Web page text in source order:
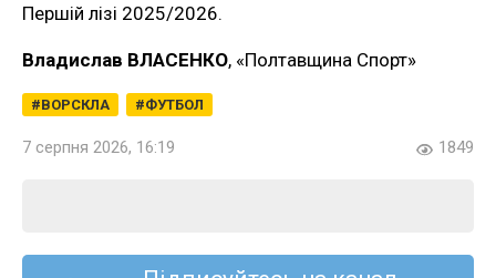
Першій лізі 2025/2026.
Владислав ВЛАСЕНКО, «Полтавщина Спорт»
ВОРСКЛА ФУТБОЛ
7 серпня 2026, 16:19 1849